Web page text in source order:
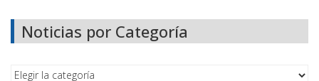
Noticias por Categoría